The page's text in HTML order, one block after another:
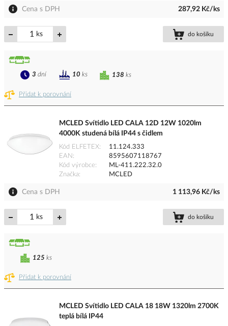
Cena s DPH 287,92 Kč/ks
ks do košíku
Přidat k porovnání
138 ks
3 dní 10 ks
MCLED Svítidlo LED CALA 12D 12W 1020lm
4000K studená bílá IP44 s čidlem
Kód ELFETEX
11.124.333
EAN
8595607118767
Kód výrobce
ML-411.222.32.0
Značka
MCLED
Cena s DPH 1 113,96 Kč/ks
ks do košíku
Přidat k porovnání
125 ks
MCLED Svítidlo LED CALA 18 18W 1320lm 2700K
teplá bílá IP44